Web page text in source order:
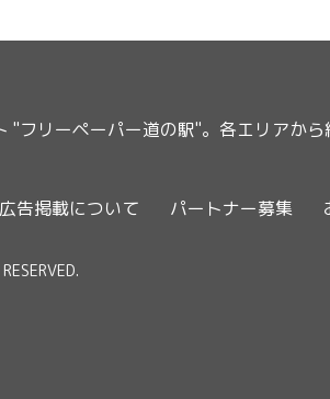
フリーペーパー道の駅"。各エリアから
広告掲載について パートナー募集